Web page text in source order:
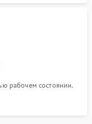
рабочем состоянии.